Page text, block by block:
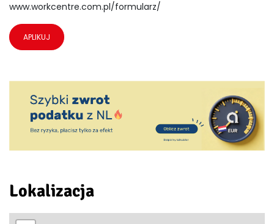
www.workcentre.com.pl/formularz/
APLIKUJ
Lokalizacja